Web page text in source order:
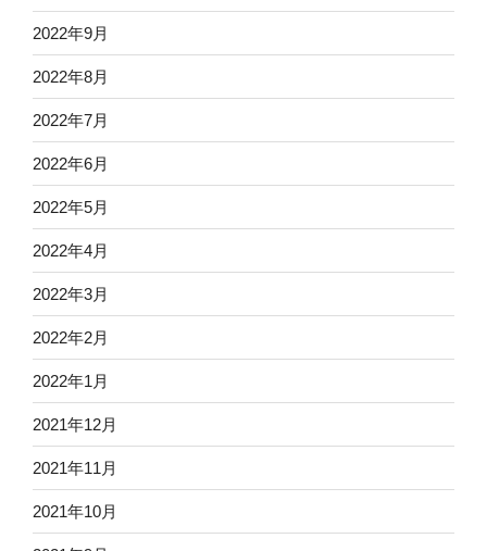
2022年9月
2022年8月
2022年7月
2022年6月
2022年5月
2022年4月
2022年3月
2022年2月
2022年1月
2021年12月
2021年11月
2021年10月